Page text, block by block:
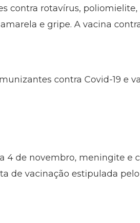
contra rotavírus,
e gripe. A vacina
contra Covid-19 e
4 de novembro, meningite e
de vacinação estipulada